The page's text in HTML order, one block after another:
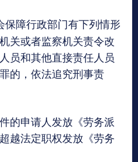
保障行政部门有下列情形
关或者监察机关责令改
员和其他直接责任人员
的，依法追究刑事责
的申请人发放《劳务派
越法定职权发放《劳务